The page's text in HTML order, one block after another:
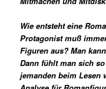
Wie entsteht eine
Protagonist muß
Figuren aus? Man
Dann fühlt man sich
jemanden beim Lesen